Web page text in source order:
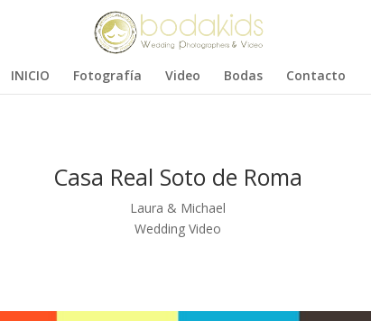
INICIO Fotografía Video Bodas Contacto
Casa Real Soto de Roma
Laura & Michael
Wedding Video